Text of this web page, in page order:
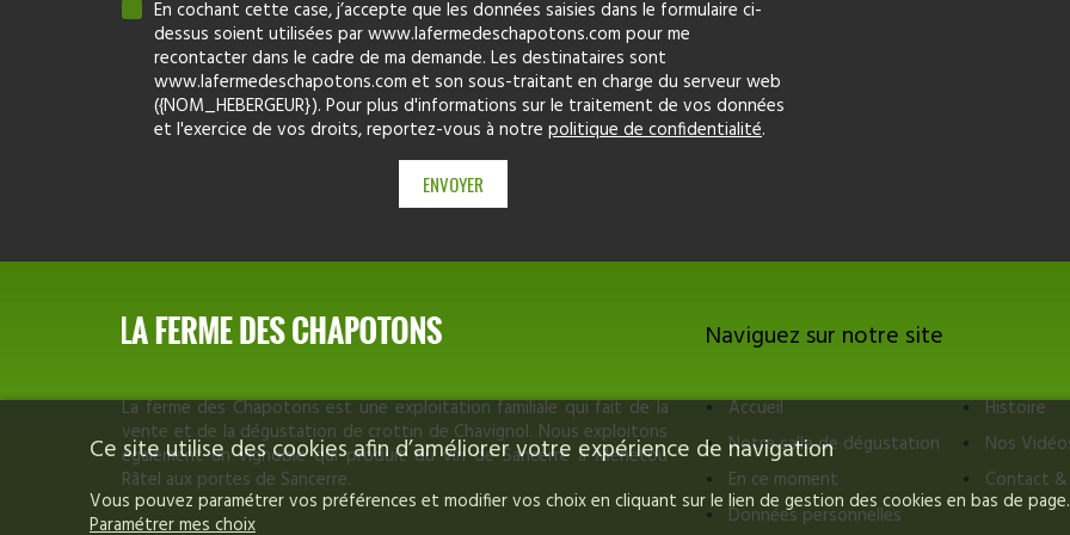
En cochant cette case, j’accepte que les données saisies dans le formulaire ci-
dessus soient utilisées par www.lafermedeschapotons.com pour me
recontacter dans le cadre de ma demande. Les destinataires sont
www.lafermedeschapotons.com et son sous-traitant en charge du serveur web
({NOM_HEBERGEUR}). Pour plus d'informations sur le traitement de vos données
et l'exercice de vos droits, reportez-vous à notre politique de confidentialité.
La ferme des Chapotons est une exploitation familiale qui fait de la
vente et de la dégustation de crottin de Chavignol. Nous exploitons
également un vignoble qui produit du vin de Sancerre à Ménetou
Râtel aux portes de Sancerre.
Naviguez sur notre site
Accueil Histoire
Notre salle de dégustation
Nos
En ce moment
Contact &
Données personnelles
Ce site utilise des cookies afin d’améliorer votre expérience de navigation
Vous pouvez paramétrer vos préférences et modifier vos choix en cliquant sur le lien de gestion des cookies en bas de page.
Paramétrer mes choix